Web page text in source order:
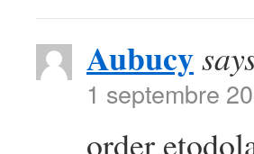
Aubucy
1 septembre
order